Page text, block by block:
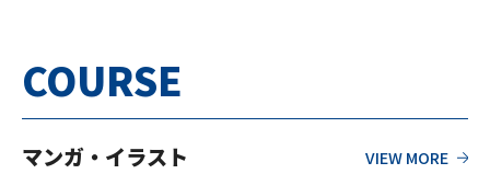
COURSE
マンガ・イラスト